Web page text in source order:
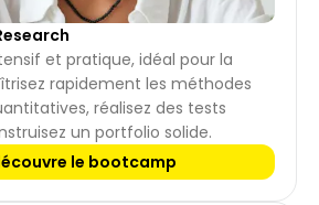
et pratique, idéal pour la
rapidement les méthodes
réalisez des tests
un portfolio solide.
le bootcamp